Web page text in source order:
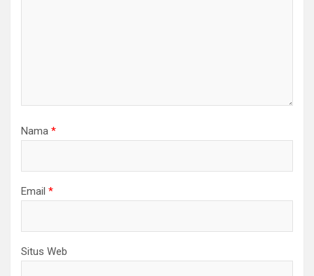
Nama *
Email *
Situs Web